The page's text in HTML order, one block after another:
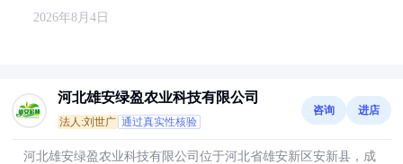
2026年8月4日
河北雄安绿盈农业科技有限公司
法人:刘世广 通过真实性核验
咨询 进店
河北雄安绿盈农业科技有限公司位于河北省雄安新区安新县，成